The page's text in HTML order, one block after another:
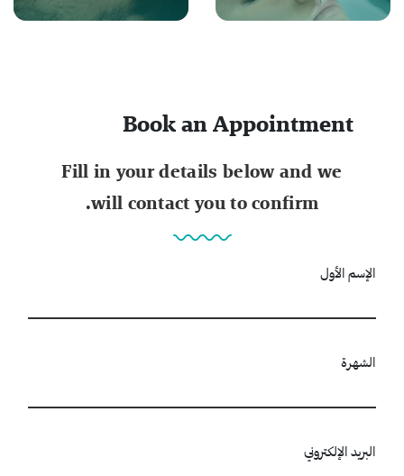
Book an Appointment
Fill in your details below and we
will contact you to confirm.
الإسم الأول
الشهرة
البريد الإلكتروني